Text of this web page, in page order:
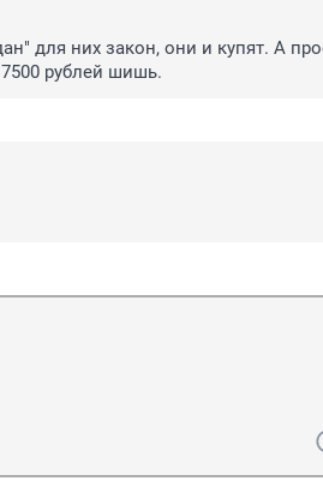
для них закон, они и купят. А
рублей шишь.